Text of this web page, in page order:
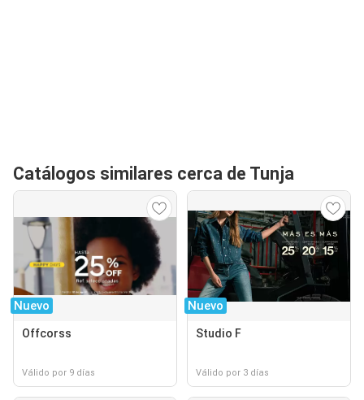
Catálogos similares cerca de Tunja
Nuevo
Offcorss
Válido por 9 días
Nuevo
Studio F
Válido por 3 días